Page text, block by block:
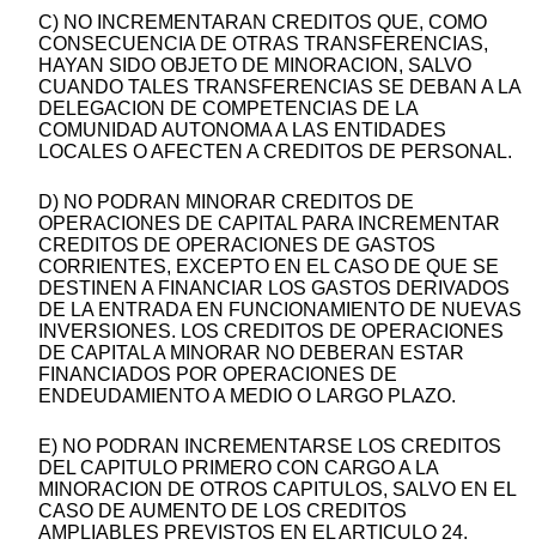
C) NO INCREMENTARAN CREDITOS QUE, COMO
CONSECUENCIA DE OTRAS TRANSFERENCIAS,
HAYAN SIDO OBJETO DE MINORACION, SALVO
CUANDO TALES TRANSFERENCIAS SE DEBAN A LA
DELEGACION DE COMPETENCIAS DE LA
COMUNIDAD AUTONOMA A LAS ENTIDADES
LOCALES O AFECTEN A CREDITOS DE PERSONAL.
D) NO PODRAN MINORAR CREDITOS DE
OPERACIONES DE CAPITAL PARA INCREMENTAR
CREDITOS DE OPERACIONES DE GASTOS
CORRIENTES, EXCEPTO EN EL CASO DE QUE SE
DESTINEN A FINANCIAR LOS GASTOS DERIVADOS
DE LA ENTRADA EN FUNCIONAMIENTO DE NUEVAS
INVERSIONES. LOS CREDITOS DE OPERACIONES
DE CAPITAL A MINORAR NO DEBERAN ESTAR
FINANCIADOS POR OPERACIONES DE
ENDEUDAMIENTO A MEDIO O LARGO PLAZO.
E) NO PODRAN INCREMENTARSE LOS CREDITOS
DEL CAPITULO PRIMERO CON CARGO A LA
MINORACION DE OTROS CAPITULOS, SALVO EN EL
CASO DE AUMENTO DE LOS CREDITOS
AMPLIABLES PREVISTOS EN EL ARTICULO 24.